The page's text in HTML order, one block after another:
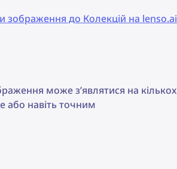
зображення до Колекцій на lenso.ai
може з’являтися на кількох
або навіть точним